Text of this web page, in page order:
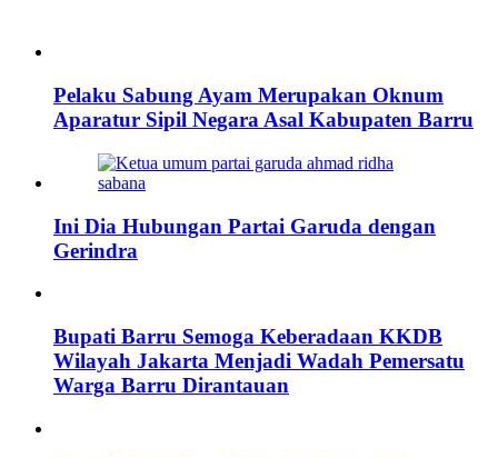
Pelaku Sabung Ayam Merupakan Oknum
Aparatur Sipil Negara Asal Kabupaten Barru
Ini Dia Hubungan Partai Garuda dengan
Gerindra
Bupati Barru Semoga Keberadaan KKDB
Wilayah Jakarta Menjadi Wadah Pemersatu
Warga Barru Dirantauan